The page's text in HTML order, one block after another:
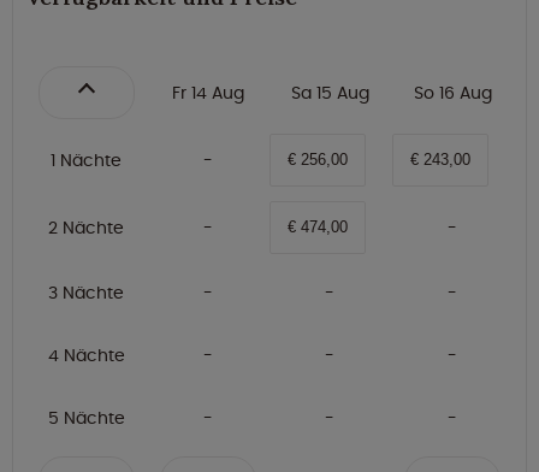
Fr 14 Aug Sa 15 Aug So 16 Aug
1 Nächte € 256,00 € 243,00
2 Nächte € 474,00
3 Nächte
4 Nächte
5 Nächte